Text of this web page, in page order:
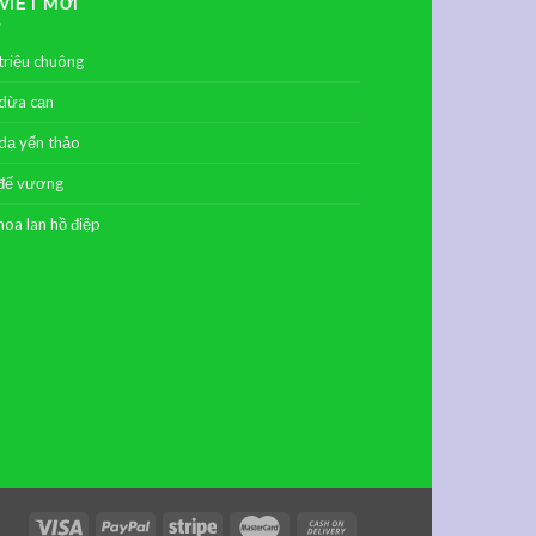
MỚI
chuông
cạn
yến thảo
vương
lan hồ điệp